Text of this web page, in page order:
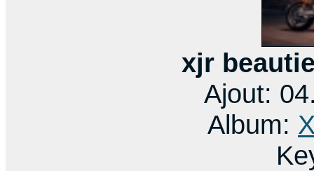
xjr
Ajout:
Album: